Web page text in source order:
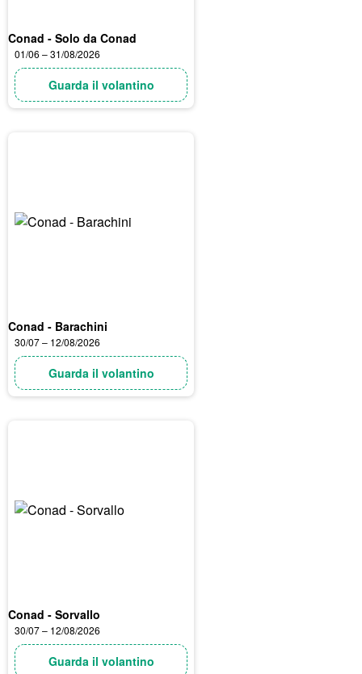
Conad - Solo da Conad
01/06 – 31/08/2026
Guarda il volantino
Conad - Barachini
30/07 – 12/08/2026
Guarda il volantino
Conad - Sorvallo
30/07 – 12/08/2026
Guarda il volantino